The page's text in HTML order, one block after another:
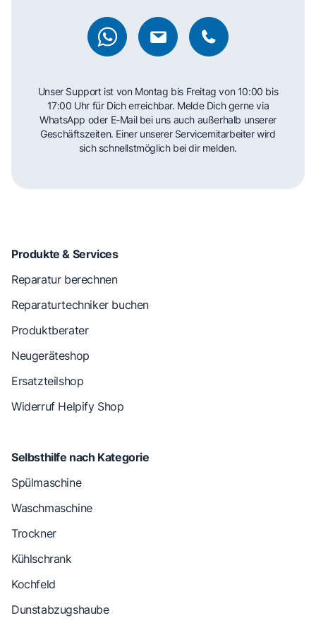
Unser Support ist von Montag bis Freitag von 10:00 bis
17:00 Uhr für Dich erreichbar. Melde Dich gerne via
WhatsApp oder E-Mail bei uns auch außerhalb unserer
Geschäftszeiten. Einer unserer Servicemitarbeiter wird
sich schnellstmöglich bei dir melden.
Produkte & Services
Reparatur berechnen
Reparaturtechniker buchen
Produktberater
Neugeräteshop
Ersatzteilshop
Widerruf Helpify Shop
Selbsthilfe nach Kategorie
Spülmaschine
Waschmaschine
Trockner
Kühlschrank
Kochfeld
Dunstabzugshaube